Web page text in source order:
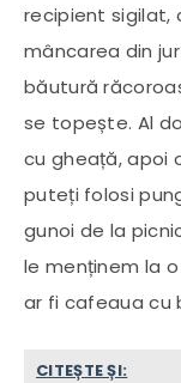
recipient sigilat,
mâncarea din
băutură
se topește. Al
cu gheață, apoi
puteți folosi
gunoi de la
le menținem la
ar fi cafeaua cu
CITEȘTE ȘI: